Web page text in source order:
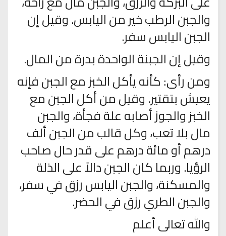
والجبن الرطب خير من اليابس. وقيل إن
الجبن اليابس سفر.
وقيل إن الجبنة الواحدة بدرة من المال.
ومن رأى: كأنه يأكل الخبز مع الجبن فإنه
يعيش بتقتير. وقيل من أكل الجبن مع
الخبز والجوز أصابه علة فجأة، والجبن
مال بلا تعب، وكل قالب من الجبن ألف
درهم أو مائة درهم على قدر حال صاحب
الرؤيا. وربما كان الجبن دالاً على الذلة
والمسكنة، والجبن اليابس رزق في سفر،
والجبن الطري رزق في الحضر.
والله تعالى أعلم